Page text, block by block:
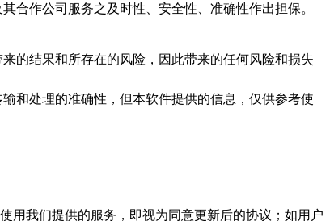
合作公司服务之及时性、安全性、准确性作出担保。
的结果和所存在的风险，因此带来的任何风险和损失
和处理的准确性，但本软件提供的信息，仅供参考使
用我们提供的服务，即视为同意更新后的协议；如用户